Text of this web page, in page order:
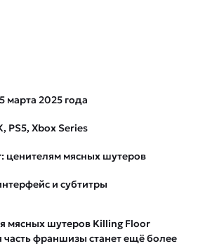
марта 2025 года
PS5, Xbox Series
: ценителям мясных шутеров
и субтитры
мясных шутеров Killing Floor
часть франшизы станет ещё более